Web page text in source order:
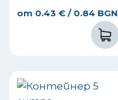
от 0.43 € / 0.84 BGN